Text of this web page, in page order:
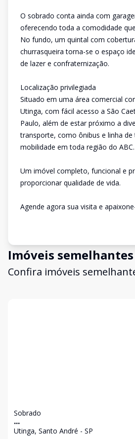
O sobrado conta ainda com
oferecendo toda a comodidade
No fundo, um quintal com
churrasqueira torna-se o espaço
de lazer e confraternização.
Localização privilegiada
Situado em uma área comercial
Utinga, com fácil acesso a São
Paulo, além de estar próximo a
transporte, como ônibus e linha
mobilidade em toda região do ABC.
Um imóvel completo, funcional e
proporcionar qualidade de vida.
Agende agora sua visita e
Imóveis semelhantes
Confira imóveis
Sobrado
...
Utinga, Santo André - SP